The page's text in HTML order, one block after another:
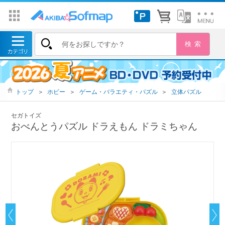
トップ ＞ ホビー ＞ ゲーム・バラエティ・パズル ＞ 立体パズル
セガトイズ
おべんとうパズル ドラえもん ドラミちゃん